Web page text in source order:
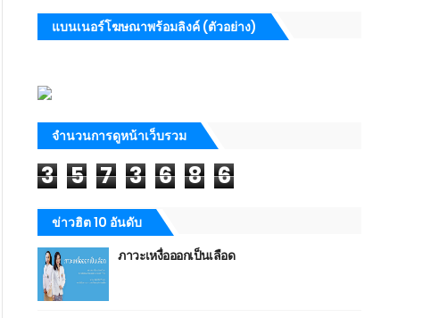
แบนเนอร์โฆษณาพร้อมลิงค์ (ตัวอย่าง)
จำนวนการดูหน้าเว็บรวม
3 5 7 3 6 8 6
ข่าวฮิต 10 อันดับ
ภาวะเหงื่อออกเป็นเลือด